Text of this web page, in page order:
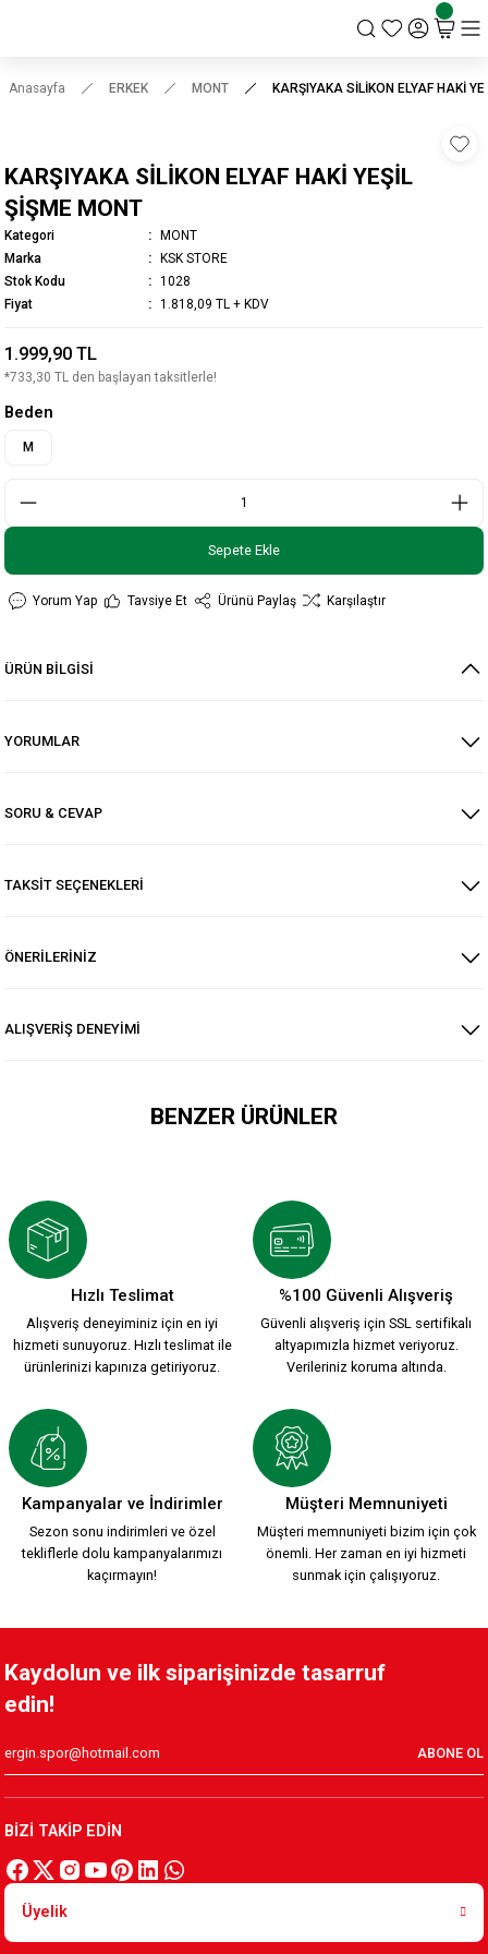
Anasayfa ERKEK MONT KARŞIYAKA SİLİKON ELYAF HAKİ
KARŞIYAKA SİLİKON ELYAF HAKİ YEŞİL
ŞİŞME MONT
Kategori
MONT
Marka
KSK STORE
Stok Kodu
1028
Fiyat
1.818,09 TL + KDV
1.999,90 TL
*733,30 TL den başlayan taksitlerle!
Beden
M
Sepete Ekle
Yorum Yap Tavsiye Et Ürünü Paylaş Karşılaştır
ÜRÜN BİLGİSİ
YORUMLAR
SORU & CEVAP
TAKSİT SEÇENEKLERİ
ÖNERİLERİNİZ
ALIŞVERİŞ DENEYİMİ
BENZER ÜRÜNLER
5.499,90 TL
Hızlı Teslimat
Alışveriş deneyiminiz için en iyi
hizmeti sunuyoruz. Hızlı teslimat ile
ürünlerinizi kapınıza getiriyoruz.
%100 Güvenli Alışveriş
Güvenli alışveriş için SSL sertifikalı
altyapımızla hizmet veriyoruz.
Verileriniz koruma altında.
Kampanyalar ve İndirimler
Sezon sonu indirimleri ve özel
tekliflerle dolu kampanyalarımızı
kaçırmayın!
Müşteri Memnuniyeti
Müşteri memnuniyeti bizim için çok
önemli. Her zaman en iyi hizmeti
sunmak için çalışıyoruz.
Kaydolun ve ilk siparişinizde tasarruf
edin!
ABONE OL
BİZİ TAKİP EDİN
Üyelik